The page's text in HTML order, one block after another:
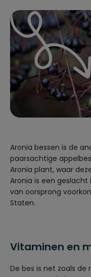
Aronia bessen is de
paarsachtige
Aronia plant, waar
Aronia is een
van oorsprong
Staten.
Vitaminen en
De bes is net zoals